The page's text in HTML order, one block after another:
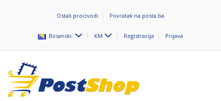
Ostali proizvodi Povratak na posta.ba
Bosanski KM Registracija Prijava